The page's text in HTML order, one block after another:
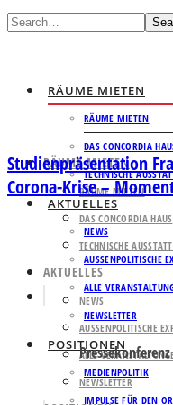
RÄUME MIETEN
RÄUME MIETEN
DAS CONCORDIA
TECHNISCHE
AKTUELLES
NEWS
AUSSENPOLITISCHE
ALLE
NEWSLETTER
POSITIONEN
MEDIENPOLITIK
IMPULSE FÜR DEN
RÄUME MIETEN
RÄUME MIETEN
DAS CONCORDIA HAUS
TECHNISCHE
AKTUELLES
NEWS
AUSSENPOLITISCHE
ALLE
NEWSLETTER
Studienpräsentation
Corona-Krise –
Pressekonferenz